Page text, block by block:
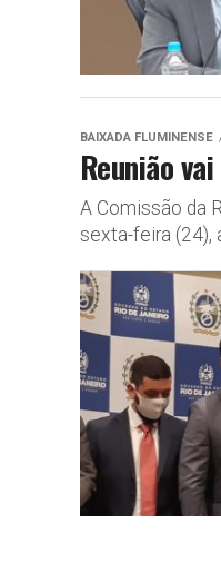
BAIXADA FLUMINENSE
Reunião
A Comissão da
sexta-feira (24),